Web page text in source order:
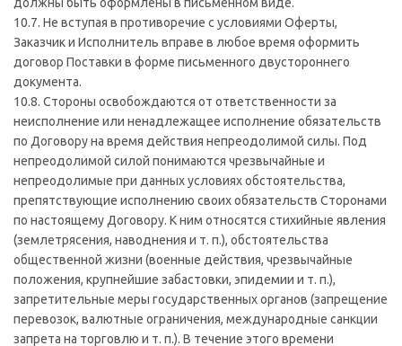
10.7. Не вступая в противоречие с условиями Оферты,
Заказчик и Исполнитель вправе в любое время оформить
договор Поставки в форме письменного двустороннего
документа.
10.8. Стороны освобождаются от ответственности за
неисполнение или ненадлежащее исполнение обязательств
по Договору на время действия непреодолимой силы. Под
непреодолимой силой понимаются чрезвычайные и
непреодолимые при данных условиях обстоятельства,
препятствующие исполнению своих обязательств Сторонами
по настоящему Договору. К ним относятся стихийные явления
(землетрясения, наводнения и т. п.), обстоятельства
общественной жизни (военные действия, чрезвычайные
положения, крупнейшие забастовки, эпидемии и т. п.),
запретительные меры государственных органов (запрещение
перевозок, валютные ограничения, международные санкции
запрета на торговлю и т. п.). В течение этого времени